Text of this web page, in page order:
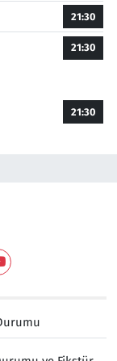
21:30
21:30
21:30